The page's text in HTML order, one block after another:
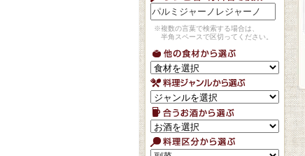
※複数の言葉で検索する場合は、
半角スペースで区切ってください。